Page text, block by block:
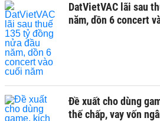
DatVietVAC lãi sau
năm, dồn 6 concert
Đề xuất cho dùng
thế chấp, vay vốn